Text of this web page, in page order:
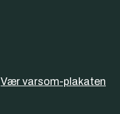
Vær varsom-plakaten